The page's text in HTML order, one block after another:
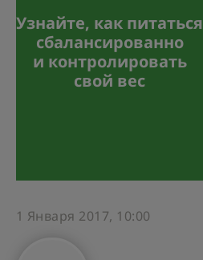
Узнайте, как питаться
сбалансированно
и контролировать
свой вес
1 Января 2017, 10:00